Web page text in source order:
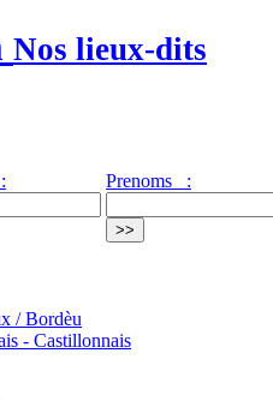
Nos lieux-dits
Prenoms :
/ Bordèu
- Castillonnais